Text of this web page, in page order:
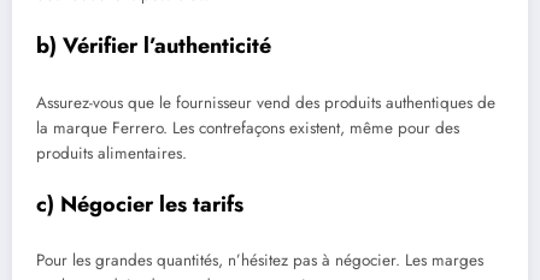
b) Vérifier l’authenticité
Assurez-vous que le fournisseur vend des produits authentiques de
la marque Ferrero. Les contrefaçons existent, même pour des
produits alimentaires.
c) Négocier les tarifs
Pour les grandes quantités, n’hésitez pas à négocier. Les marges